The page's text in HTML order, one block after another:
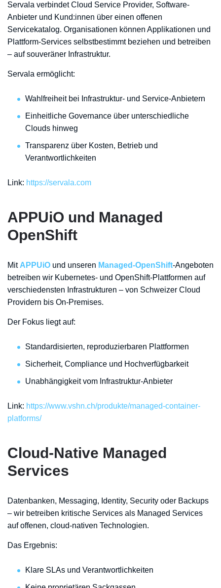
Servala verbindet Cloud Service Provider, Software-
Anbieter und Kund:innen über einen offenen
Servicekatalog. Organisationen können Applikationen und
Plattform-Services selbstbestimmt beziehen und betreiben
– auf souveräner Infrastruktur.
Servala ermöglicht:
Wahlfreiheit bei Infrastruktur- und Service-Anbietern
Einheitliche Governance über unterschiedliche
Clouds hinweg
Transparenz über Kosten, Betrieb und
Verantwortlichkeiten
Link: https://servala.com
APPUiO und Managed
OpenShift
Mit APPUiO und unseren Managed-OpenShift-Angeboten
betreiben wir Kubernetes- und OpenShift-Plattformen auf
verschiedensten Infrastrukturen – von Schweizer Cloud
Providern bis On-Premises.
Der Fokus liegt auf:
Standardisierten, reproduzierbaren Plattformen
Sicherheit, Compliance und Hochverfügbarkeit
Unabhängigkeit vom Infrastruktur-Anbieter
Link: https://www.vshn.ch/produkte/managed-container-
platforms/
Cloud-Native Managed
Services
Datenbanken, Messaging, Identity, Security oder Backups
– wir betreiben kritische Services als Managed Services
auf offenen, cloud-nativen Technologien.
Das Ergebnis:
Klare SLAs und Verantwortlichkeiten